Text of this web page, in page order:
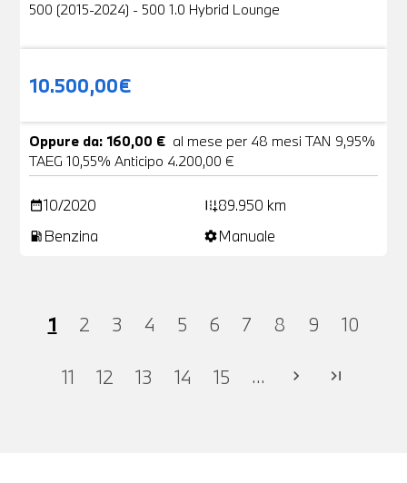
500 (2015-2024) - 500 1.0 Hybrid Lounge
10.500,00€
Oppure da: 160,00 € al mese per 48 mesi TAN 9,95%
TAEG 10,55% Anticipo 4.200,00 €
date_range10/2020 add_road89.950 km
local_gas_station Benzina settingsManuale
1 2 3 4 5 6 7 8 9 10
11 12 13 14 15 ... chevron_right last_page